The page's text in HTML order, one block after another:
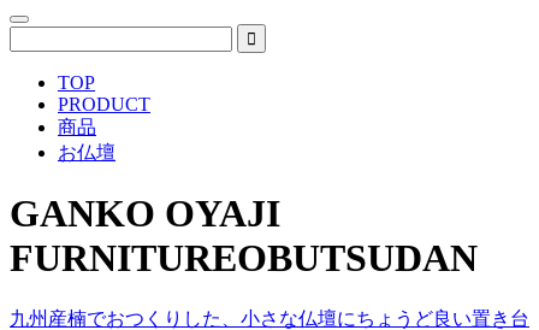
TOP
PRODUCT
商品
お仏壇
GANKO OYAJI
FURNITUREOBUTSUDAN
九州産楠でおつくりした、小さな仏壇にちょうど良い置き台